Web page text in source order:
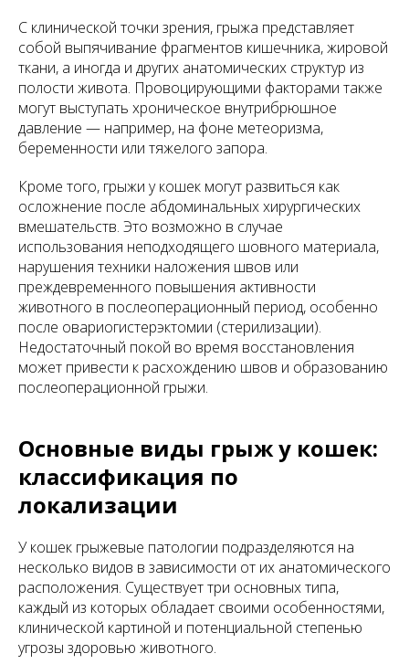
С клинической точки зрения, грыжа представляет
собой выпячивание фрагментов кишечника, жировой
ткани, а иногда и других анатомических структур из
полости живота. Провоцирующими факторами также
могут выступать хроническое внутрибрюшное
давление — например, на фоне метеоризма,
беременности или тяжелого запора.
Кроме того, грыжи у кошек могут развиться как
осложнение после абдоминальных хирургических
вмешательств. Это возможно в случае
использования неподходящего шовного материала,
нарушения техники наложения швов или
преждевременного повышения активности
животного в послеоперационный период, особенно
после овариогистерэктомии (стерилизации).
Недостаточный покой во время восстановления
может привести к расхождению швов и образованию
послеоперационной грыжи.
Основные виды грыж у кошек:
классификация по
локализации
У кошек грыжевые патологии подразделяются на
несколько видов в зависимости от их анатомического
расположения. Существует три основных типа,
каждый из которых обладает своими особенностями,
клинической картиной и потенциальной степенью
угрозы здоровью животного.